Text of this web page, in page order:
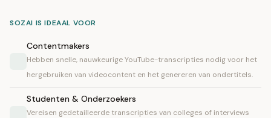
SOZAI IS IDEAAL VOOR
Contentmakers
Hebben snelle, nauwkeurige YouTube-transcripties nodig voor het
hergebruiken van videocontent en het genereren van ondertitels.
Studenten & Onderzoekers
Vereisen gedetailleerde transcripties van colleges of interviews